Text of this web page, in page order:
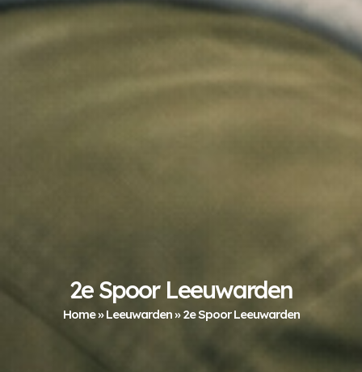
2e Spoor Leeuwarden
Home»Leeuwarden»2e Spoor Leeuwarden